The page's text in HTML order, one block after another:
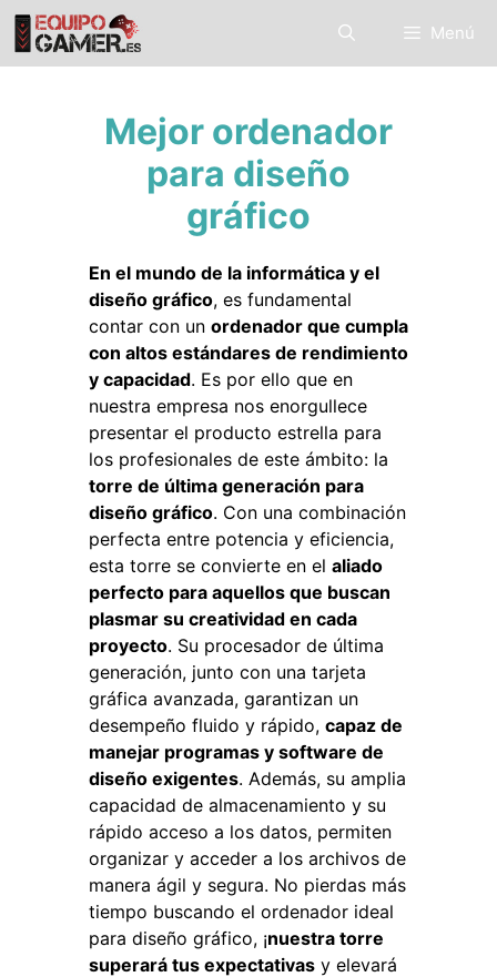
Saltar
contenido
Menú
Mejor ordenador
para diseño
gráfico
En el mundo de la informática y el
diseño gráfico, es fundamental
contar con un ordenador que cumpla
con altos estándares de rendimiento
y capacidad. Es por ello que en
nuestra empresa nos enorgullece
presentar el producto estrella para
los profesionales de este ámbito: la
torre de última generación para
diseño gráfico. Con una combinación
perfecta entre potencia y eficiencia,
esta torre se convierte en el aliado
perfecto para aquellos que buscan
plasmar su creatividad en cada
proyecto. Su procesador de última
generación, junto con una tarjeta
gráfica avanzada, garantizan un
desempeño fluido y rápido, capaz de
manejar programas y software de
diseño exigentes. Además, su amplia
capacidad de almacenamiento y su
rápido acceso a los datos, permiten
organizar y acceder a los archivos de
manera ágil y segura. No pierdas más
tiempo buscando el ordenador ideal
para diseño gráfico, ¡nuestra torre
superará tus expectativas y elevará